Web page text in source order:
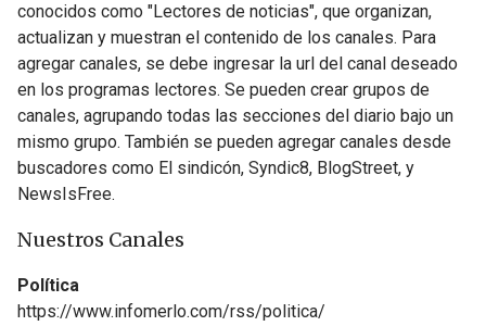
conocidos como "Lectores de noticias", que organizan,
actualizan y muestran el contenido de los canales. Para
agregar canales, se debe ingresar la url del canal deseado
en los programas lectores. Se pueden crear grupos de
canales, agrupando todas las secciones del diario bajo un
mismo grupo. También se pueden agregar canales desde
buscadores como El sindicón, Syndic8, BlogStreet, y
NewsIsFree.
Nuestros Canales
Política
https://www.infomerlo.com/rss/politica/